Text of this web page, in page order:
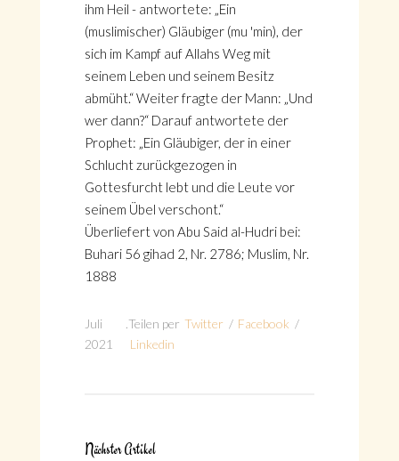
ihm Heil - antwortete: „Ein
(muslimischer) Gläubiger (mu 'min), der
sich im Kampf auf Allahs Weg mit
seinem Leben und seinem Besitz
abmüht.“ Weiter fragte der Mann: „Und
wer dann?“ Darauf antwortete der
Prophet: „Ein Gläubiger, der in einer
Schlucht zurückgezogen in
Gottesfurcht lebt und die Leute vor
seinem Übel verschont.“
Überliefert von Abu Said al-Hudri bei:
Buhari 56 gihad 2, Nr. 2786; Muslim, Nr.
1888
Juli
2021
Teilen per Twitter / Facebook /
Linkedin
Nächster Artikel